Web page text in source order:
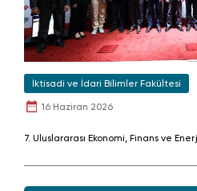
İktisadi ve İdari Bilimler Fakültesi
16 Haziran 2026
7. Uluslararası Ekonomi, Finans ve